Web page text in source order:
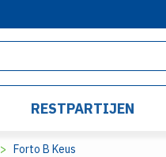
RESTPARTIJEN
Forto B Keus